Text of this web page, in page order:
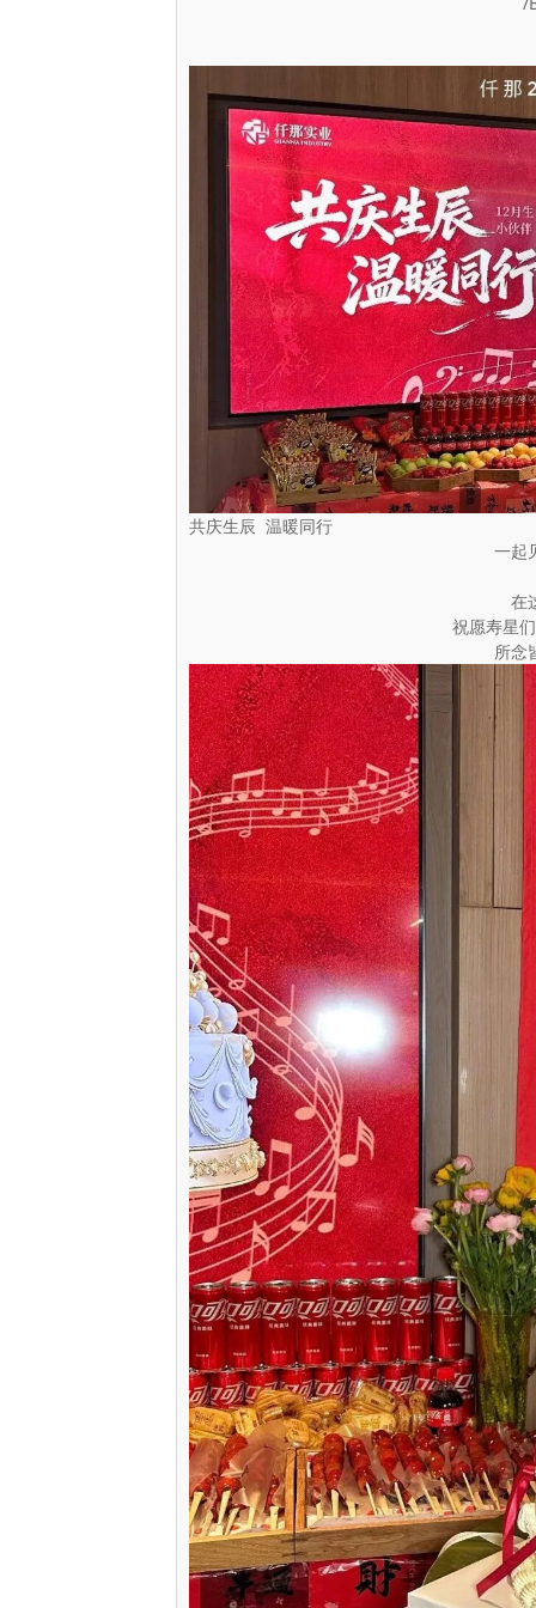
共庆生辰 温暖同行
一起
在
祝愿寿星
所念